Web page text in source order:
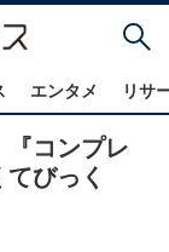
エンタメ リサ
『コンプレ
びっく